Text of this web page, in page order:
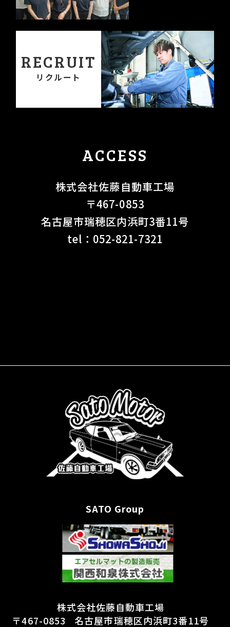
RECRUIT
リクルート
ACCESS
株式会社佐藤自動車工場
〒467-0853
名古屋市瑞穂区内浜町3番11号
tel： 052-821-7321
SATO Group
株式会社佐藤自動車工場
〒467-0853
名古屋市瑞穂区内浜町3番11号